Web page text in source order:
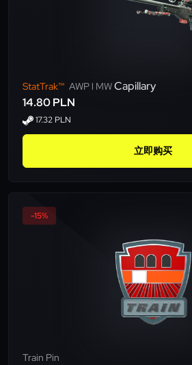
StatTrak™ AWP l MWCapillary
14.80 PLN
17.32 PLN
立即购买
-15%
Train Pin